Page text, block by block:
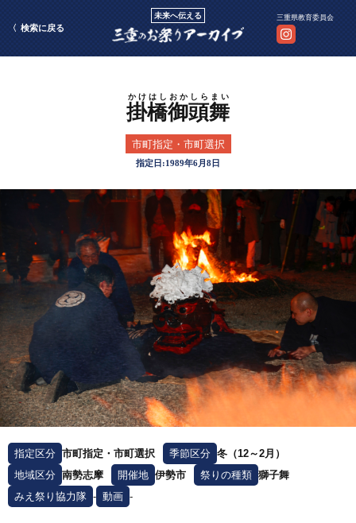
検索に戻る
未来へ伝える 三重県教育委員会
1989年6月8日
掛橋御頭舞
かけはし
市町指定・市町選択
指定区分 市町指定・市町選択 季節区分 冬（12～2月）
地域区分 南勢志摩 開催地 伊勢市 祭りの種類 獅子舞
みえ祭り協力隊 - 動画 -